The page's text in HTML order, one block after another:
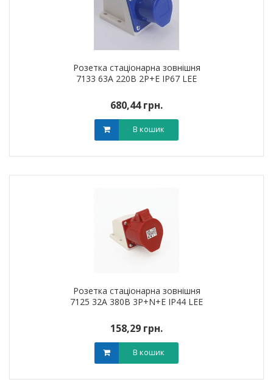
Розетка стаціонарна зовнішня
7133 63А 220В 2Р+Е IP67 LEE
680,44 грн.
В кошик
Розетка стаціонарна зовнішня
7125 32А 380В 3Р+N+Е IP44 LEE
158,29 грн.
В кошик